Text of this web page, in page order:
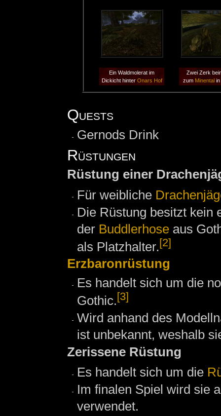
Ein Waldmolerat im
Dickicht hinter Onars Hof
Zwei Zerk
zum Minental in
Quests
Gernods Drink
Rüstungen
Rüstung einer
Für weibliche
Die Rüstung besitzt kein
der Buddlerhose aus
als Platzhalter.[2]
Erzbaronrüstung
Es handelt sich um die
Gothic. [3]
Wird anhand des
ist unbekannt, weshalb
Zerissene Rüstung
Es handelt sich um die
Im finalen Spiel wird sie
verwendet.